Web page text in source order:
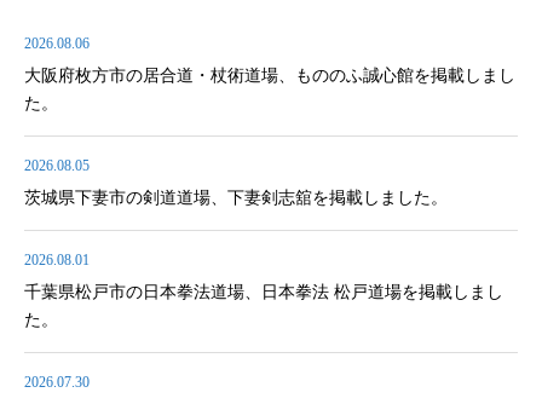
2026.08.06
大阪府枚方市の居合道・杖術道場、もののふ誠心館を掲載しまし
た。
2026.08.05
茨城県下妻市の剣道道場、下妻剣志舘を掲載しました。
2026.08.01
千葉県松戸市の日本拳法道場、日本拳法 松戸道場を掲載しまし
た。
2026.07.30